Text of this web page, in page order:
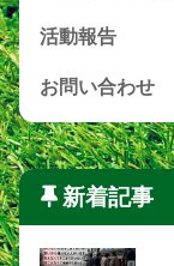
活動報告
お問い合わせ
新着記事